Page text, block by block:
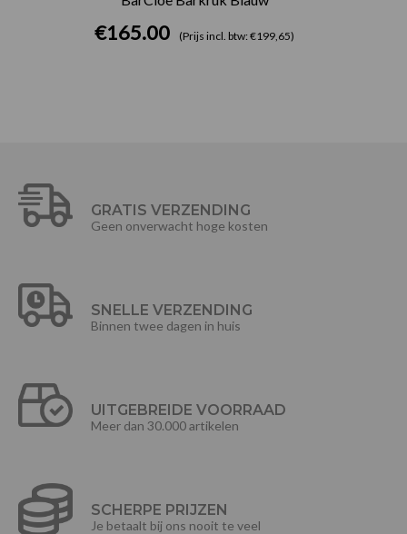
€165.00 (Prijs incl. btw: €199,65)
GRATIS VERZENDING
Geen onverwacht hoge kosten
SNELLE VERZENDING
Binnen twee dagen in huis
UITGEBREIDE VOORRAAD
Meer dan 30.000 artikelen
SCHERPE PRIJZEN
Je betaalt bij ons nooit te veel